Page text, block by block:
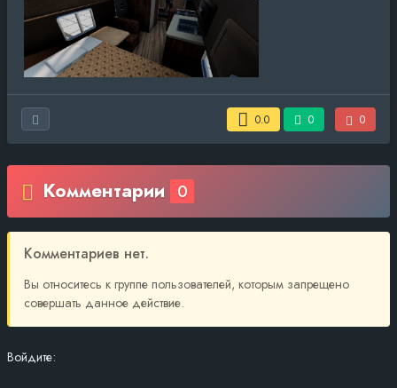
0.0 0 0
Комментарии 0
Комментариев нет.
Вы относитесь к группе пользователей, которым запрещено
совершать данное действие.
Войдите: